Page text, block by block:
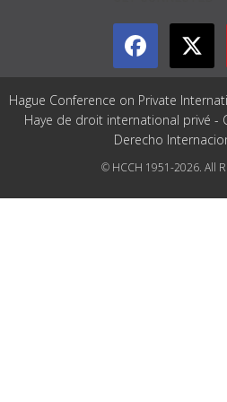
Hague Conference on Private
Haye de droit international privé -
Derecho
© HCCH 1951-2026. All